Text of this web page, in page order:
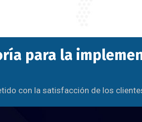
para la
con la satisfacción de los